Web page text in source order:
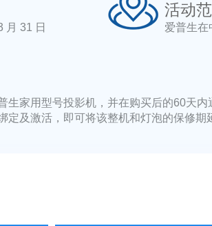
月 31 日
活动
爱普生在
生家用型号投影机，并在购买后的60天内
定及激活，即可将该整机和灯泡的保修期